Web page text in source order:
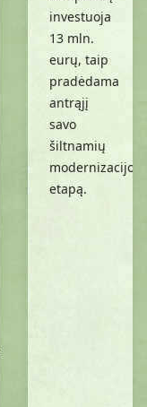
investuoja
13 mln.
eurų, taip
pradėdama
antrąjį
savo
šiltnamių
modernizacijos
etapą.